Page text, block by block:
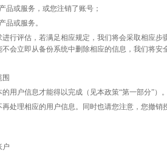
品或服务，或您注销了账号；
品或服务。
行评估，若满足相应规定，我们将会采取相应
会立即从备份系统中删除相应的信息，我们将安
围
用户信息才能得以完成（见本政策“第一部分”）
处理相应的用户信息。同时也请您注意，您撤
户